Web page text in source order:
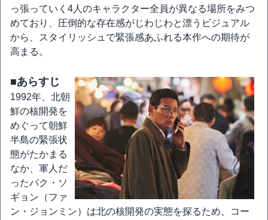
っ張っていく4人のキャラクター全員が異なる場所をみつ
めており、圧倒的な存在感がじわじわと漂うビジュアル
から、スタイリッシュで緊張感あふれる本作への期待が
高まる。
■あらすじ
1992年、北朝
鮮の核開発を
めぐって朝鮮
半島の緊張状
態がたかまる
なか、軍人だ
ったパク・ソ
ギョン（ファ
ン・ジョンミン）は北の核開発の実態を探るため、コー